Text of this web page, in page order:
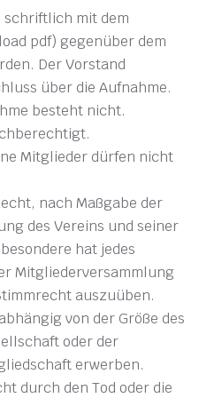
schriftlich mit dem
pdf) gegenüber dem
Der Vorstand
über die Aufnahme.
besteht nicht.
Mitglieder dürfen nicht
nach Maßgabe der
des Vereins und seiner
hat jedes
Mitgliederversammlung
auszuüben.
von der Größe des
oder der
erwerben.
durch den Tod oder die